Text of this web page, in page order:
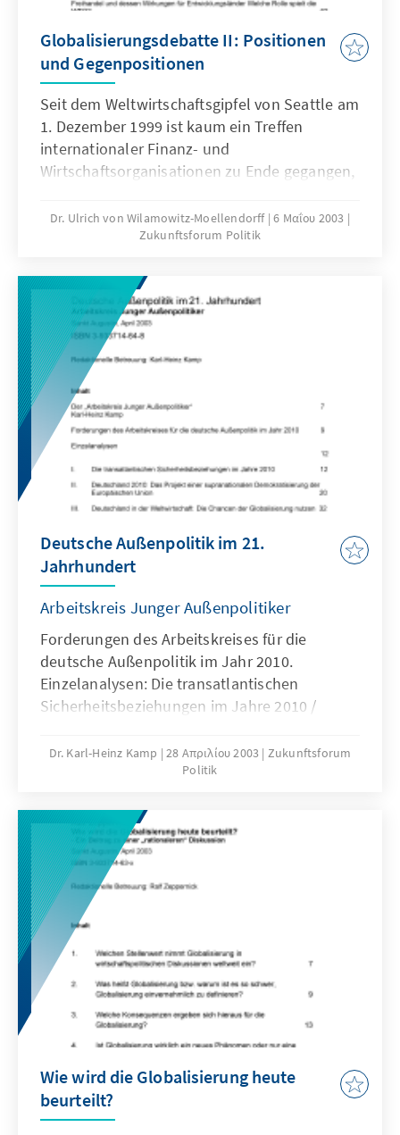
Globalisierungsdebatte II: Positionen
und Gegenpositionen
Seit dem Weltwirtschaftsgipfel von Seattle am
1. Dezember 1999 ist kaum ein Treffen
internationaler Finanz- und
Wirtschaftsorganisationen zu Ende gegangen,
genannten Globalisierungsgegnern
gekommen wäre.
Dr. Ulrich von Wilamowitz-Moellendorff 6 Μαΐου 2003
Zukunftsforum Politik
Deutsche Außenpolitik im 21.
Jahrhundert
Arbeitskreis Junger Außenpolitiker
Forderungen des Arbeitskreises für die
deutsche Außenpolitik im Jahr 2010.
Einzelanalysen: Die transatlantischen
Sicherheitsbeziehungen im Jahre 2010 /
supranationalen Demokratisierung der
Europäischen Union / Deutschland in der
Globalisierung nutzen / Entwicklungspolitik
zwischen Realismus, Pragmatismus und Ethik
Dr. Karl-Heinz Kamp 28 Απριλίου 2003
Zukunftsforum
Politik
Wie wird die Globalisierung heute
beurteilt?